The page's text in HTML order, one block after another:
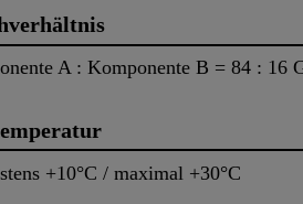
A : Komponente B = 84 : 16
+10°C / maximal +30°C